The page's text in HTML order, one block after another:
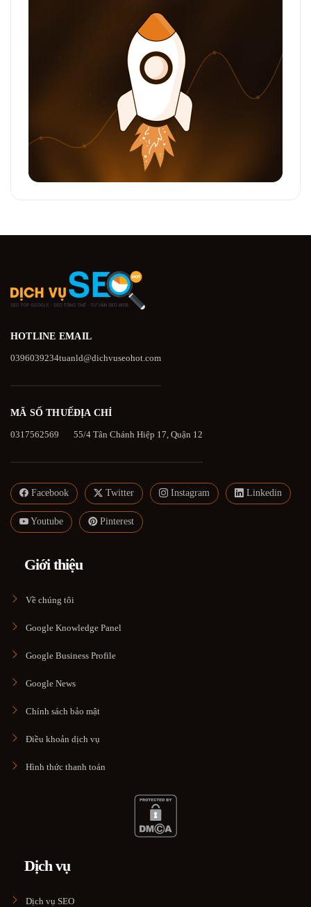
HOTLINE
0396039234
EMAIL
tuanld@dichvuseohot.com
MÃ SỐ THUẾ
0317562569
ĐỊA CHỈ
55/4 Tân Chánh Hiệp 17, Quận 12
Facebook Twitter Instagram Linkedin
Youtube Pinterest
Giới thiệu
Về chúng tôi
Google Knowledge Panel
Google Business Profile
Google News
Chính sách bảo mật
Điều khoản dịch vụ
Hình thức thanh toán
Dịch vụ
Dịch vụ SEO